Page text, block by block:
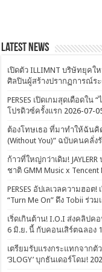
Latest News
เปิดตัว ILLIMNT บริษัทยุคใ
ศิลปินผู้สร้างปรากฏการณ์ร
PERSES เปิดเกมสุดเดือดใน
โปรดิวซ์ครั้งแรก 2026-07-
ต้องโทษเธอ ที่มาทำให้ฉันคิ
(Without You)” ฉบับคนคลั่ง
ก้าวที่ใหญ่กว่าเดิม! JAYLERR
ชาติ GMM Music x Tencent
PERSES อัปเลเวลความฮ
“Turn Me On” ดึง Tobii ร่
เริ่ดเกินต้าน! I.O.I ส่งคลิปค
6 มิ.ย. นี้ กับคอนเสิร์ตฉลอง
เตรียมรับแรงกระแทกจากตั
‘3LOGY’ บุกธันเดอร์โดม!